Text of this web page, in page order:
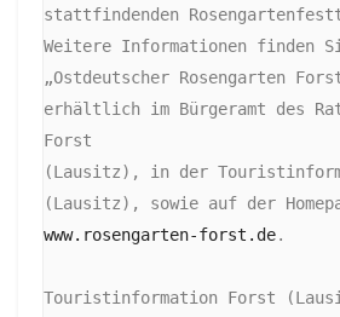
stattfindenden
Weitere Informationen finden
„Ostdeutscher Rosengarten
erhältlich im Bürgeramt des
Forst
(Lausitz), in der
www.rosengarten-forst.de.
Touristinformation Forst